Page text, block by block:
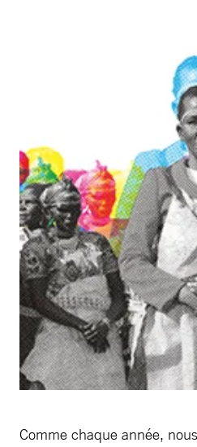
Comme chaque année,